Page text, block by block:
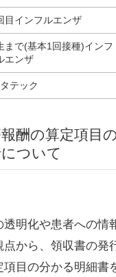
目インフルエンザ
まで(基本1回接種)インフ
エンザ
テック
酬の算定項目
ついて
明化や患者への情
から、領収書の発
目の分かる明細書